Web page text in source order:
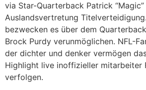
via Star-Quarterback Patrick
Auslandsvertretung
bezwecken es über dem
Brock Purdy verunmöglichen. NFL-
der dichter und denker vermögen
Highlight live inoffizieller mitarbeiter
verfolgen.